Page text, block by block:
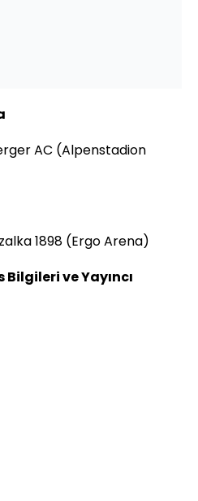
AC (Alpenstadion
1898 (Ergo Arena)
Bilgileri ve Yayıncı